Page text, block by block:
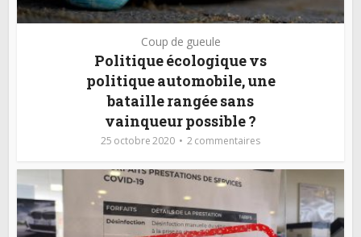
Coup de gueule
Politique écologique vs
politique automobile, une
bataille rangée sans
vainqueur possible ?
25 octobre 2020 2 commentaires